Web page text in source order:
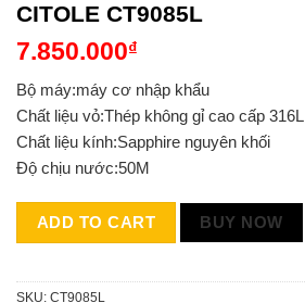
CITOLE CT9085L
7.850.000₫
Bộ máy:máy cơ nhập khẩu
Chất liệu vỏ:Thép không gỉ cao cấp 316L
Chất liệu kính:Sapphire nguyên khối
Độ chịu nước:50M
ADD TO CART BUY NOW
SKU: CT9085L